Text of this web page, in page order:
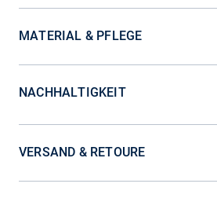
MATERIAL & PFLEGE
NACHHALTIGKEIT
VERSAND & RETOURE